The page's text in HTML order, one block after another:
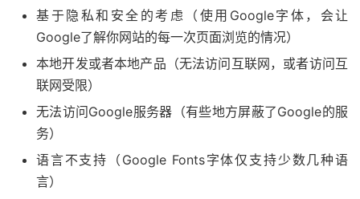
基于隐私和安全的考虑（使用Google字体，会让
Google了解你网站的每一次页面浏览的情况）
本地开发或者本地产品（无法访问互联网，或者访问互
联网受限）
无法访问Google服务器（有些地方屏蔽了Google的服
务）
语言不支持（Google Fonts字体仅支持少数几种语
言）